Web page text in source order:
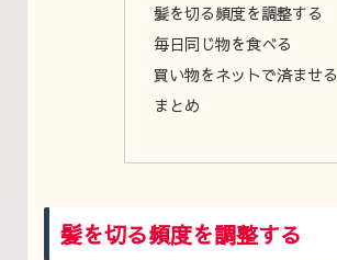
髪を切る頻度を調整する
毎日同じ物を食べる
買い物をネットで済ませる
まとめ
髪を切る頻度を調整する